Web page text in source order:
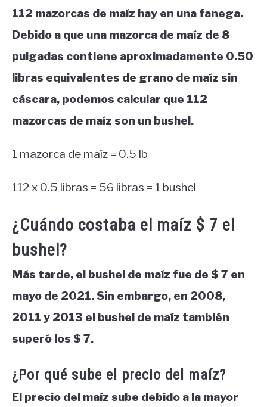
112 mazorcas de maíz hay en una fanega.
Debido a que una mazorca de maíz de 8
pulgadas contiene aproximadamente 0.50
libras equivalentes de grano de maíz sin
cáscara, podemos calcular que 112
mazorcas de maíz son un bushel.
1 mazorca de maíz = 0.5 lb
112 x 0.5 libras = 56 libras = 1 bushel
¿Cuándo costaba el maíz $ 7 el
bushel?
Más tarde, el bushel de maíz fue de $ 7 en
mayo de 2021. Sin embargo, en 2008,
2011 y 2013 el bushel de maíz también
superó los $ 7.
¿Por qué sube el precio del maíz?
El precio del maíz sube debido a la mayor